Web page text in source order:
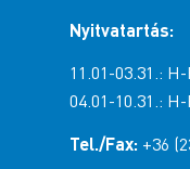
Nyitvatartás:
11.01-03.31.:
04.01-10.31.:
Tel./Fax: +36